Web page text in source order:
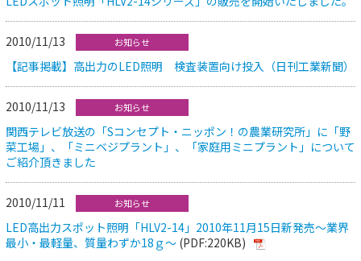
2010/11/13 お知らせ
【記事掲載】高出力のLED照明 検査装置向け投入（日刊工業新聞）
2010/11/13 お知らせ
関西テレビ放送の「Sコンセプト・ニッポン！の農業研究所」に「野
菜工場」、「ミニベジプラント」、「家庭用ミニプラント」について
ご紹介頂きました
2010/11/11 お知らせ
LED高出力スポット照明「HLV2-14」2010年11月15日新発売～業界
最小・最軽量、質量わずか18ｇ～ (PDF:220KB)